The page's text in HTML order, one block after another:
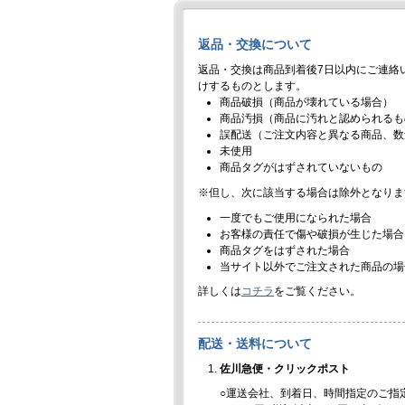
返品・交換について
返品・交換は商品到着後7日以内にご連
けするものとします。
商品破損（商品が壊れている場合）
商品汚損（商品に汚れと認められる
誤配送（ご注文内容と異なる商品、
未使用
商品タグがはずされていないもの
※但し、次に該当する場合は除外となり
一度でもご使用になられた場合
お客様の責任で傷や破損が生じた場合
商品タグをはずされた場合
当サイト以外でご注文された商品の
詳しくはコチラ をご覧ください。
配送・送料について
佐川急便・クリックポスト
○運送会社、到着日、時間指定のご指